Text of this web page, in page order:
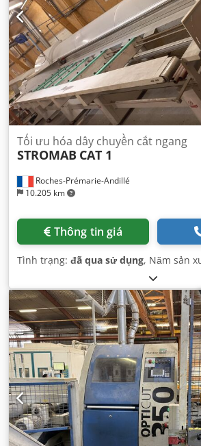
Roches-Prémarie-Andillé
10.205 km
Tối ưu hóa dây chuyền cắt ngang
STROMAB CAT 1
Thông tin giá
Tình trạng: đã qua sử dụng, Năm sản